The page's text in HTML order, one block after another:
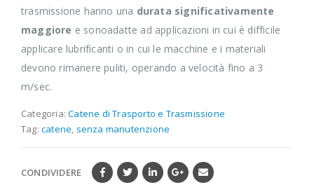
trasmissione hanno una durata significativamente
maggiore e sonoadatte ad applicazioni in cui è difficile
applicare lubrificanti o in cui le macchine e i materiali
devono rimanere puliti, operando a velocità fino a 3
m/sec.
Categoria:Catene di Trasporto e Trasmissione
Tag: catene, senza manutenzione
CONDIVIDERE